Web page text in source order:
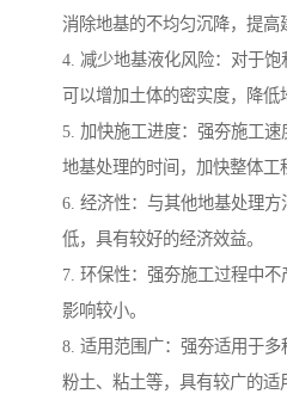
消除地基的不均匀沉降，提高
4. 减少地基液化风险：对于
可以增加土体的密实度，降低
5. 加快施工进度：强夯施工
地基处理的时间，加快整体工
6. 经济性：与其他地基处理
低，具有较好的经济效益。
7. 环保性：强夯施工过程中
影响较小。
8. 适用范围广：强夯适用于多
粉土、粘土等，具有较广的适